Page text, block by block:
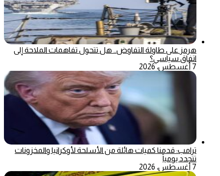
هرمز على طاولة التفاوض.. هل تتحول تفاهمات الملاحة إلى
اتفاق سياسي؟
7 أغسطس، 2026
ترامب: قدمنا كميات هائلة من الأسلحة لأوكرانيا والمخزونات
تتجدد يومياً
7 أغسطس، 2026